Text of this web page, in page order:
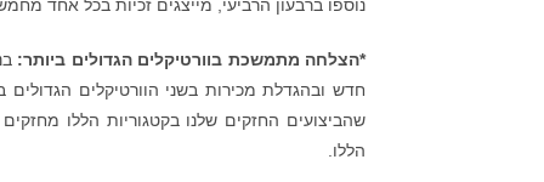
נוספו ברבעון הרביעי, מייצגים זכיות בכל אחד
*הצלחה מתמשכת בוורטיקלים הגדולים ביותר:
חדש ובהגדלת מכירות בשני הוורטיקלים הגדולים
שהביצועים החזקים שלנו בקטגוריות הללו
הללו.